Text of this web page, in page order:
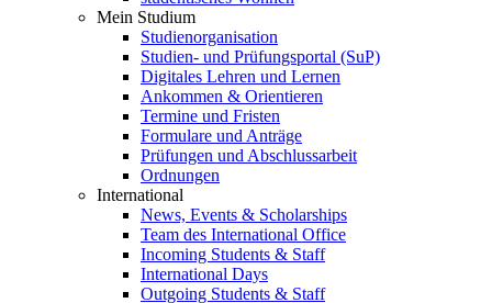
Mein Studium
Studienorganisation
Studien- und Prüfungsportal (SuP)
Digitales Lehren und Lernen
Ankommen & Orientieren
Termine und Fristen
Formulare und Anträge
Prüfungen und Abschlussarbeit
Ordnungen
International
News, Events & Scholarships
Team des International Office
Incoming Students & Staff
International Days
Outgoing Students & Staff